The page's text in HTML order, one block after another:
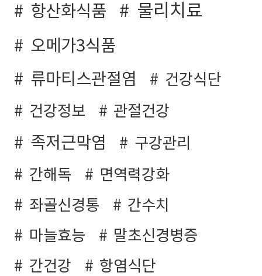
항산화식품 물리치료
오메가3식품
류마티스관절염
건강식단
건강정보
관절건강
족저근막염
구강관리
간해독
면역력강화
좌골신경통
간수치
마늘효능
말초신경병증
간건강
항염식단